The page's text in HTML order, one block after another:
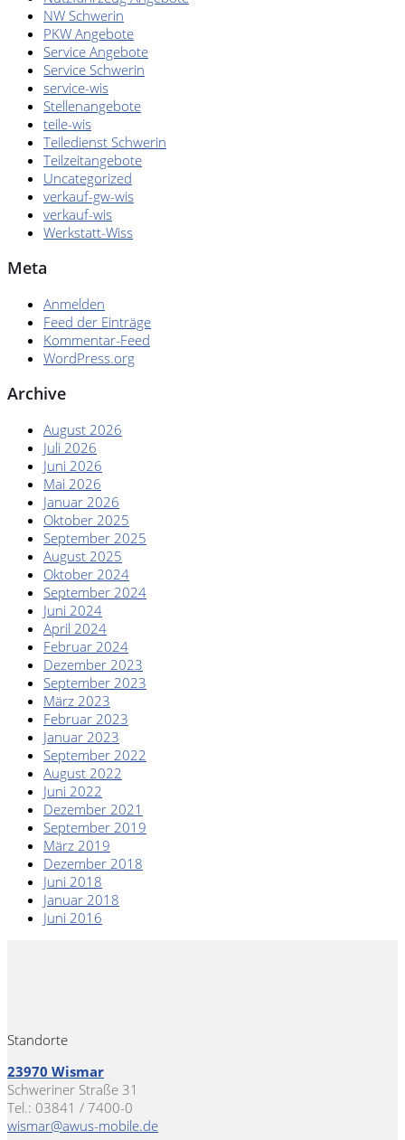
NW Schwerin
PKW Angebote
Service Angebote
Service Schwerin
service-wis
Stellenangebote
teile-wis
Teiledienst Schwerin
Teilzeitangebote
Uncategorized
verkauf-gw-wis
verkauf-wis
Werkstatt-Wiss
Meta
Anmelden
Feed der Einträge
Kommentar-Feed
WordPress.org
Archive
August 2026
Juli 2026
Juni 2026
Mai 2026
Januar 2026
Oktober 2025
September 2025
August 2025
Oktober 2024
September 2024
Juni 2024
April 2024
Februar 2024
Dezember 2023
September 2023
März 2023
Februar 2023
Januar 2023
September 2022
August 2022
Juni 2022
Dezember 2021
September 2019
März 2019
Dezember 2018
Juni 2018
Januar 2018
Juni 2016
Standorte
23970 Wismar
Schweriner Straße 31
Tel.: 03841 / 7400-0
wismar@awus-mobile.de